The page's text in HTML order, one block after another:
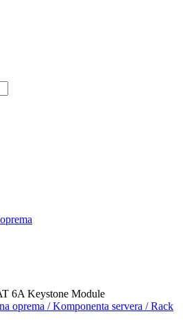
6A Keystone Module
oprema /Komponenta servera /Rack